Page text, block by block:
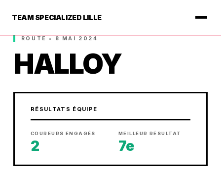
TEAM SPECIALIZED LILLE
ROUTE • 8 MAI 2024
HALLOY
RÉSULTATS ÉQUIPE
COUREURS ENGAGÉS
2
MEILLEUR RÉSULTAT
7e